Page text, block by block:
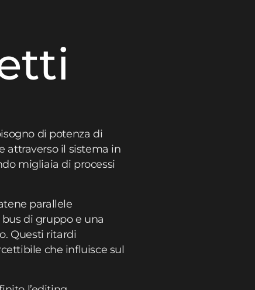
di potenza di
attraverso il sistema in
migliaia di processi
parallele
di gruppo e una
Questi ritardi
che influisce sul